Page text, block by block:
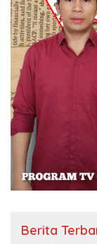
Berita